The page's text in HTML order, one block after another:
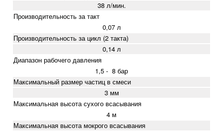
38 л/мин.
Производительность за такт
0,07 л
Производительность за цикл (2 такта)
0,14 л
Диапазон рабочего давления
1,5 - 8 бар
Максимальный размер частиц в смеси
3 мм
Максимальная высота сухого всасывания
4 м
Максимальная высота мокрого всасывания